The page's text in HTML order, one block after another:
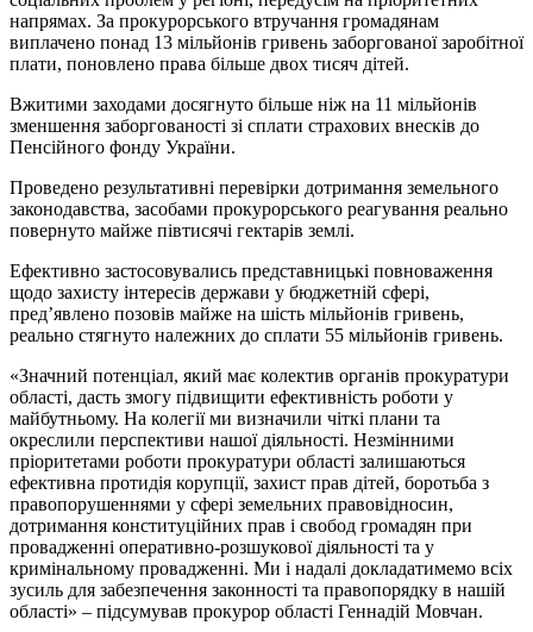
напрямах. За прокурорського втручання громадянам
виплачено понад 13 мільйонів гривень заборгованої заробітної
плати, поновлено права більше двох тисяч дітей.
Вжитими заходами досягнуто більше ніж на 11 мільйонів
зменшення заборгованості зі сплати страхових внесків до
Пенсійного фонду України.
Проведено результативні перевірки дотримання земельного
законодавства, засобами прокурорського реагування реально
повернуто майже півтисячі гектарів землі.
Ефективно застосовувались представницькі повноваження
щодо захисту інтересів держави у бюджетній сфері,
пред’явлено позовів майже на шість мільйонів гривень,
реально стягнуто належних до сплати 55 мільйонів гривень.
«Значний потенціал, який має колектив органів прокуратури
області, дасть змогу підвищити ефективність роботи у
майбутньому. На колегії ми визначили чіткі плани та
окреслили перспективи нашої діяльності. Незмінними
пріоритетами роботи прокуратури області залишаються
ефективна протидія корупції, захист прав дітей, боротьба з
правопорушеннями у сфері земельних правовідносин,
дотримання конституційних прав і свобод громадян при
провадженні оперативно-розшукової діяльності та у
кримінальному провадженні. Ми і надалі докладатимемо всіх
зусиль для забезпечення законності та правопорядку в нашій
області» – підсумував прокурор області Геннадій Мовчан.